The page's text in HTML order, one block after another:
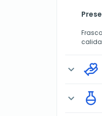
expand_more
expand_more